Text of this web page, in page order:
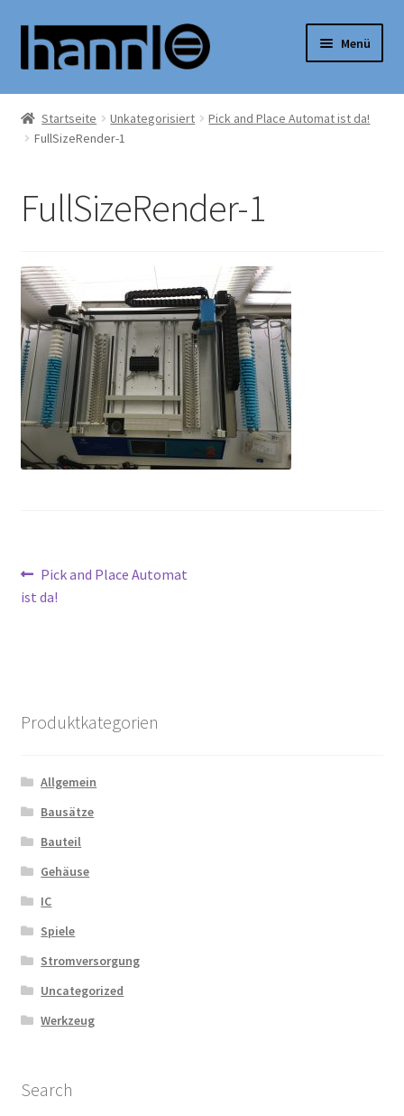
Menü
Inhalt
Menü
Shop
News
Mein Konto
Deutsch
Startseite Unkategorisiert
Pick and Place Automat ist da!
FullSizeRender-1
FullSizeRender-1
Beitragsnavigation
Vorheriger
Beitrag:
Pick and Place Automat
ist da!
Produktkategorien
Allgemein
Bausätze
Bauteil
Gehäuse
IC
Spiele
Stromversorgung
Uncategorized
Werkzeug
Search